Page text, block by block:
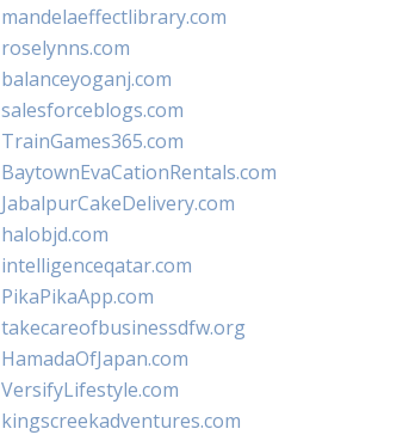
mandelaeffectlibrary.com
roselynns.com
balanceyoganj.com
salesforceblogs.com
TrainGames365.com
BaytownEvaCationRentals.com
JabalpurCakeDelivery.com
halobjd.com
intelligenceqatar.com
PikaPikaApp.com
takecareofbusinessdfw.org
HamadaOfJapan.com
VersifyLifestyle.com
kingscreekadventures.com